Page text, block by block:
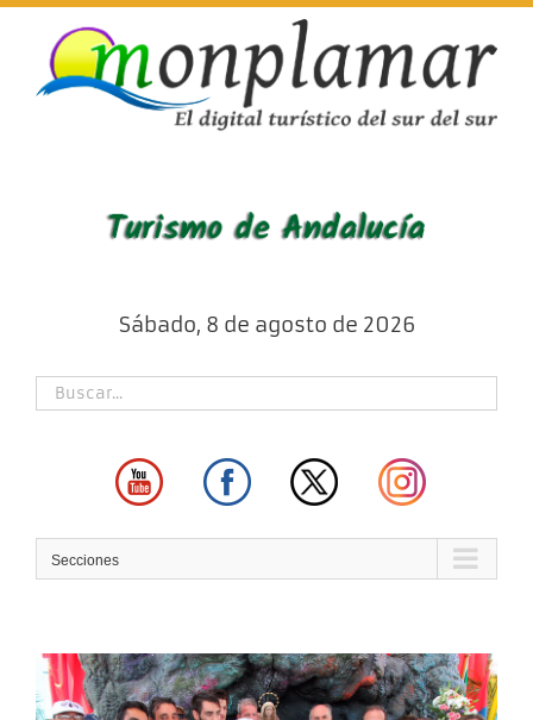
Skip
content
Sábado, 8 de agosto de 2026
Secciones